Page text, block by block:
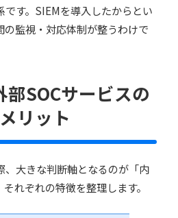
す。SIEMを導入したからとい
の監視・対応体制が整うわけで
部SOCサービスの
リット
、大きな判断軸となるのが「内
れぞれの特徴を整理します。